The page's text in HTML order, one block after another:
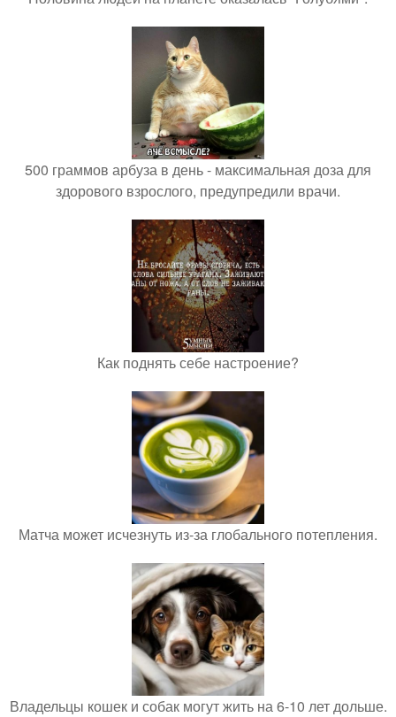
500 граммов арбуза в день - максимальная доза для
здорового взрослого, предупредили врачи.
Как поднять себе настроение?
Матча может исчезнуть из-за глобального потепления.
Владельцы кошек и собак могут жить на 6-10 лет дольше.